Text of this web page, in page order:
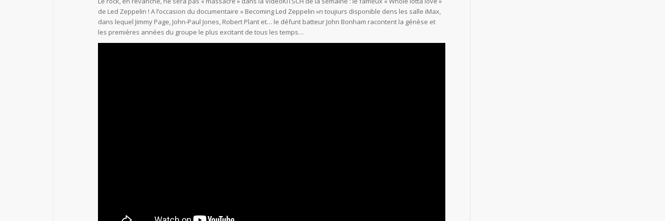
de Led Zeppelin ! A l’occasion du documentaire « Becoming Led Zeppelin »n toujiurs disponible dens les salle iMax,
dans lequel Jimmy Page, John-Paul Jones, Robert Plant et… le défunt batteur John Bonham racontent la génèse et
les premières années du groupe le plus excitant de tous les temps…